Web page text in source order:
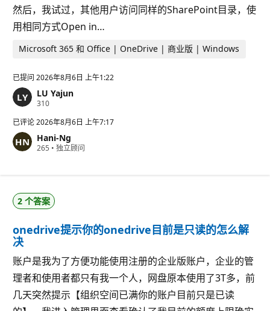
然后，我试过，其他用户访问同样的SharePoint目录，使
用相同方式Open in…
Microsoft 365 和 Office | OneDrive | 商业版 | Windows
已提问 2026年8月6日 上午1:22
LU Yajun
310信
分
已评论2026年8月6日 上午7:17
Hani-Ng
265 信
• 独立顾问
2 个答案
onedrive提示你的onedrive目前是只读的怎么解
决
账户是我为了方便功能使用注册的企业版账户，企业的管
理者和使用者都只有我一个人，网盘原本使用了3T多，前
几天突然提示【组织空间已满你的账户目前只是已读